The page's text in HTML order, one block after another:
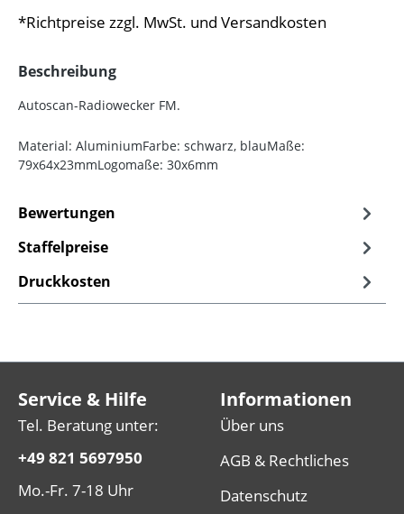
*Richtpreise zzgl. MwSt. und Versandkosten
Beschreibung
Autoscan-Radiowecker FM.
Material: AluminiumFarbe: schwarz, blauMaße:
79x64x23mmLogomaße: 30x6mm
Bewertungen
Staffelpreise
Druckkosten
Service & Hilfe
Tel. Beratung unter:
+49 821 5697950
Mo.-Fr. 7-18 Uhr
Informationen
Über uns
AGB & Rechtliches
Datenschutz